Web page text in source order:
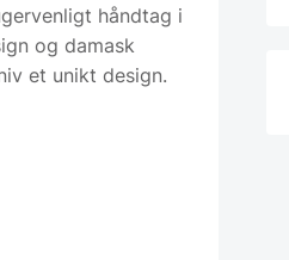
håndtag i
og damask
et unikt design.